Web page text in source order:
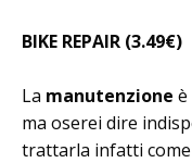
BIKE REPAIR (3.49€)
La manutenzione
ma oserei dire
trattarla infatti